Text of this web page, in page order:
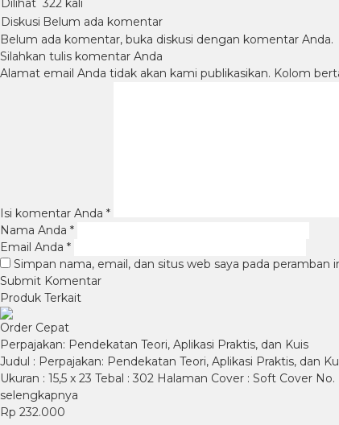
Dilihat 322 kali
Diskusi Belum ada komentar
Belum ada komentar, buka diskusi dengan komentar Anda.
Silahkan tulis komentar Anda
Alamat email Anda tidak akan kami publikasikan. Kolom
Isi komentar Anda *
Nama Anda *
Email Anda *
Simpan nama, email, dan situs web saya pada
Produk Terkait
Order Cepat
Perpajakan: Pendekatan Teori, Aplikasi Praktis, dan Kuis
Judul : Perpajakan: Pendekatan Teori, Aplikasi Praktis, dan
Ukuran : 15,5 x 23 Tebal : 302 Halaman Cover : Soft Cover
selengkapnya
Rp 232.000